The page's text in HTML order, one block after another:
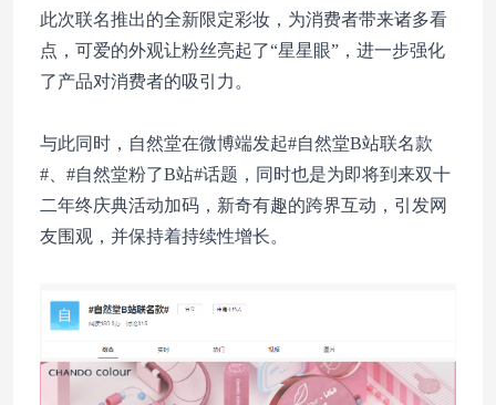
此次联名推出的全新限定彩妆，为消费者带来诸多看
点，可爱的外观让粉丝亮起了“星星眼”，进一步强化
了产品对消费者的吸引力。
与此同时，自然堂在微博端发起#自然堂B站联名款
#、#自然堂粉了B站#话题，同时也是为即将到来双十
二年终庆典活动加码，新奇有趣的跨界互动，引发网
友围观，并保持着持续性增长。